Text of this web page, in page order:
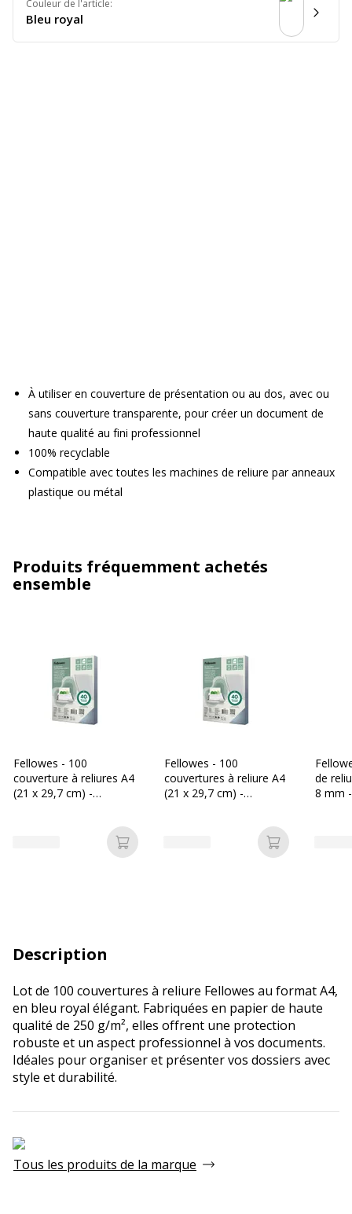
Couleur de l'article:
Bleu royal
À utiliser en couverture de présentation ou au dos, avec ou
sans couverture transparente, pour créer un document de
haute qualité au fini professionnel
100% recyclable
Compatible avec toutes les machines de reliure par anneaux
plastique ou métal
Produits fréquemment achetés
ensemble
Fellowes - 100
couverture à reliures A4
(21 x 29,7 cm) -
Ajouter au panier
Fellowes - 100
couvertures à reliure A4
(21 x 29,7 cm) -
Ajouter au
de
8 mm
Description
Lot de 100 couvertures à reliure Fellowes au format A4,
en bleu royal élégant. Fabriquées en papier de haute
qualité de 250 g/m², elles offrent une protection
robuste et un aspect professionnel à vos documents.
Idéales pour organiser et présenter vos dossiers avec
style et durabilité.
Tous les produits de la marque